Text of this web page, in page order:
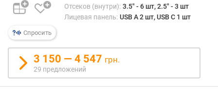
е
с
к
г
)
т
о
Спросить
Отсеков (внутри): 3.5" - 6 шт, 2.5" - 3 шт
Лицевая панель: USB A 2 шт, USB C 1 шт
3 150 — 4 547 грн.
29 предложений